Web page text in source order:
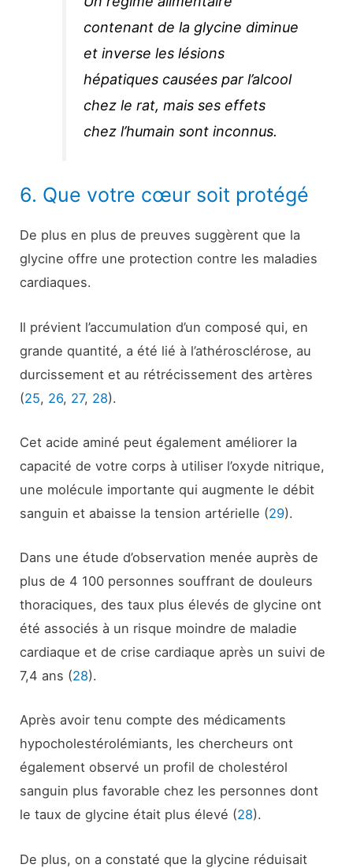
contenant de la glycine diminue
et inverse les lésions
hépatiques causées par l’alcool
chez le rat, mais ses effets
chez l’humain sont inconnus.
6. Que votre cœur soit protégé
De plus en plus de preuves suggèrent que la
glycine offre une protection contre les maladies
cardiaques.
Il prévient l’accumulation d’un composé qui, en
grande quantité, a été lié à l’athérosclérose, au
durcissement et au rétrécissement des artères
(25, 26, 27, 28).
Cet acide aminé peut également améliorer la
capacité de votre corps à utiliser l’oxyde nitrique,
une molécule importante qui augmente le débit
sanguin et abaisse la tension artérielle (29).
Dans une étude d’observation menée auprès de
plus de 4 100 personnes souffrant de douleurs
thoraciques, des taux plus élevés de glycine ont
été associés à un risque moindre de maladie
cardiaque et de crise cardiaque après un suivi de
7,4 ans (28).
Après avoir tenu compte des médicaments
hypocholestérolémiants, les chercheurs ont
également observé un profil de cholestérol
sanguin plus favorable chez les personnes dont
le taux de glycine était plus élevé (28).
De plus, on a constaté que la glycine réduisait